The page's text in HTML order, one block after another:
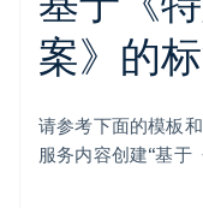
案》的
请参考下面的模板
服务内容创建“基于